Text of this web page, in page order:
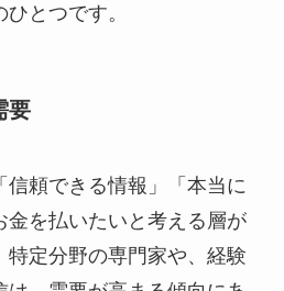
とつです。
要
信頼できる情報」「本当に
金を払いたいと考える層が
特定分野の専門家や、経験